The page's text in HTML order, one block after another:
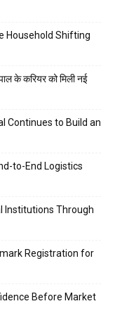
Household Shifting
के करियर को मिली नई
Continues to Build an
to-End Logistics
Institutions Through
Registration for
Before Market